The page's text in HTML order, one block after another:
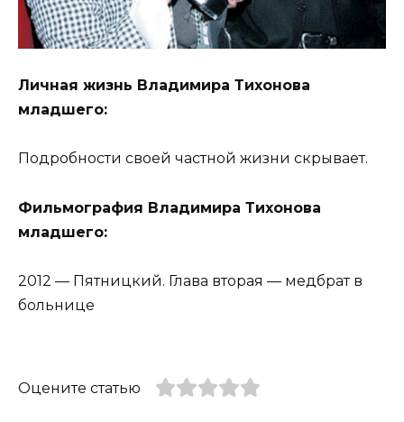
Личная жизнь Владимира Тихонова
младшего:
Подробности своей частной жизни скрывает.
Фильмография Владимира Тихонова
младшего:
2012 — Пятницкий. Глава вторая — медбрат в
больнице
Оцените статью